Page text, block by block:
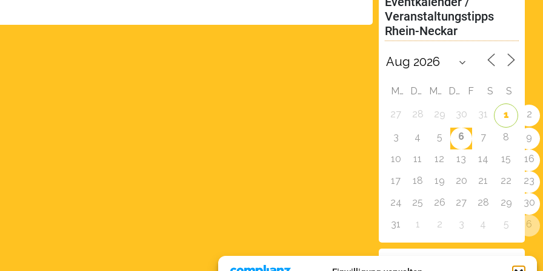
Veranstaltungstipps
Rhein-Neckar
M D M D F S
S
27
28 29 30 31 1
2
3
4 5 6 7 8
9
10
11 12 13 14 15
16
17
18 19 20 21 22
23
24
25 26 27 28 29
30
31
1 2 3 4 5 6